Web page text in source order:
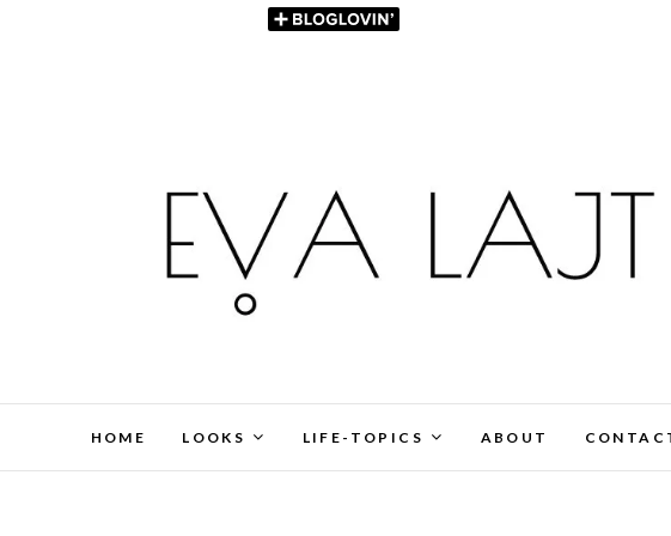
HOME LOOKS LIFE-TOPICS ABOUT